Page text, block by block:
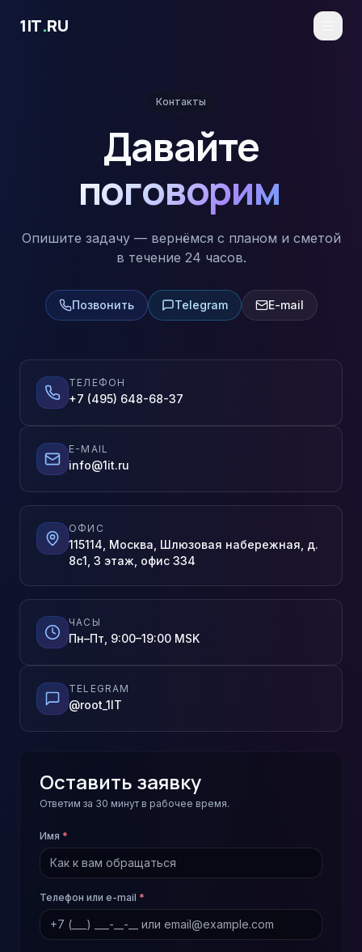
1IT.RU
Контакты
Давайте
поговорим
Опишите задачу — вернёмся с планом и сметой
в течение 24 часов.
Позвонить Telegram E-mail
ТЕЛЕФОН
+7 (495) 648-68-37
E-MAIL
info@1it.ru
ОФИС
115114, Москва, Шлюзовая набережная, д.
8с1, 3 этаж, офис 334
ЧАСЫ
Пн–Пт, 9:00–19:00 MSK
TELEGRAM
@root_1IT
Оставить заявку
Ответим за 30 минут в рабочее время.
Имя *
Телефон или e-mail *